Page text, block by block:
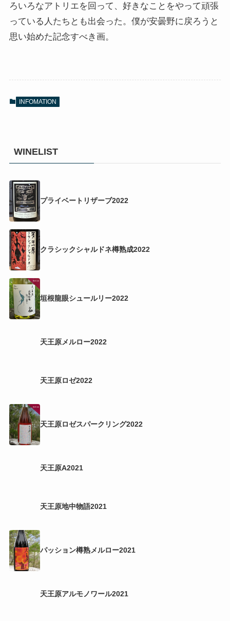
ろいろなアトリエを回って、好きなことをやって頑張
っている人たちとも出会った。僕が安曇野に戻ろうと
思い始めた記念すべき画。
INFOMATION
WINELIST
プライベートリザーブ2022
クラシックシャルドネ樽熟成2022
垣根龍眼シュールリー2022
天王原メルロー2022
天王原ロゼスパークリング2022
天王原地中物語2021
パッション樽熟メルロー2021